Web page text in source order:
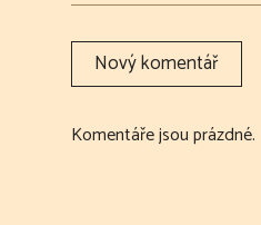
Komentáře jsou prázdné.